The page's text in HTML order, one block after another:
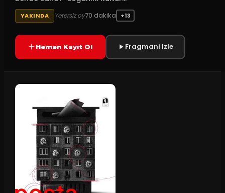
YAKINDA Yetersiz oy70 dakika +13
Hemen Kayıt Ol Fragmani Izle